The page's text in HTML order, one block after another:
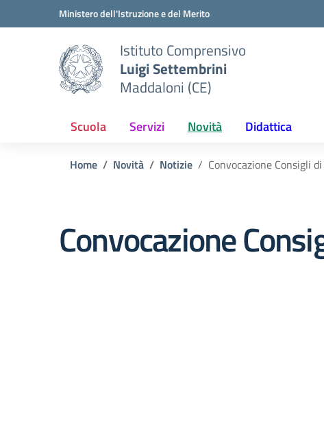
Vai ai contenuti
Vai al menu di navigazioneMinistero dell'Istruzione e del Merito
Istituto Comprensivo
Luigi Settembrini
Maddaloni (CE)
Scuola Servizi Novità Didattica
Home Novità Notizie Convocazione Consigli
Convocazione